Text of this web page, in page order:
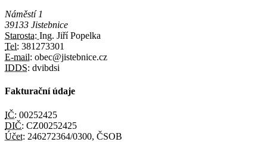
Náměstí 1
39133 Jistebnice
Starosta: Ing. Jiří Popelka
Tel: 381273301
E-mail: obec@jistebnice.cz
IDDS: dvibdsi
Fakturační údaje
IČ: 00252425
DIČ: CZ00252425
Účet: 246272364/0300, ČSOB